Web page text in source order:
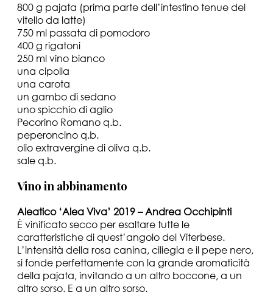
800 g pajata (prima parte dell’intestino tenue del
vitello da latte)
750 ml passata di pomodoro
400 g rigatoni
250 ml vino bianco
una cipolla
una carota
un gambo di sedano
uno spicchio di aglio
Pecorino Romano q.b.
peperoncino q.b.
olio extravergine di oliva q.b.
sale q.b.
Vino in abbinamento
Aleatico ‘Alea Viva’ 2019 – Andrea Occhipinti
È vinificato secco per esaltare tutte le
caratteristiche di quest’angolo del Viterbese.
L’intensità della rosa canina, ciliegia e il pepe nero,
si fonde perfettamente con la grande aromaticità
della pajata, invitando a un altro boccone, a un
altro sorso. E a un altro sorso.